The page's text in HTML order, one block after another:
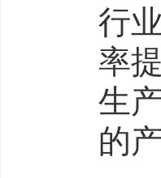
行
率
生
的